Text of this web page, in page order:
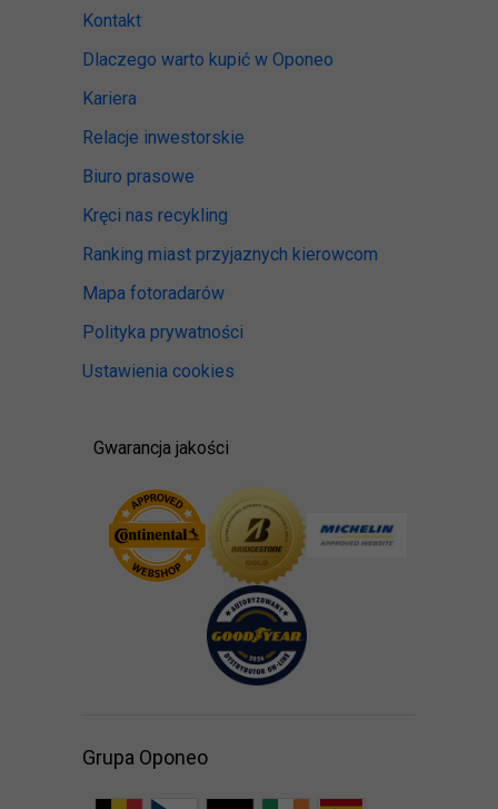
Kontakt
Dlaczego warto kupić w Oponeo
Kariera
Relacje inwestorskie
Biuro prasowe
Kręci nas recykling
Ranking miast przyjaznych kierowcom
Mapa fotoradarów
Polityka prywatności
Ustawienia cookies
Gwarancja jakości
Grupa Oponeo